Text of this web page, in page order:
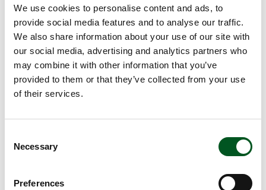
We use cookies to personalise content and ads, to
provide social media features and to analyse our traffic.
We also share information about your use of our site with
our social media, advertising and analytics partners who
may combine it with other information that you’ve
provided to them or that they’ve collected from your use
of their services.
Selection
Necessary
Preferences
Seit Ende des 19. Jh. prägt die Genossenschaftsbewegung
Read more about Das dänische Modell